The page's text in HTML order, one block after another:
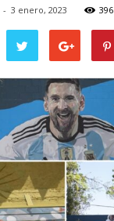
- 3 enero, 2023 396